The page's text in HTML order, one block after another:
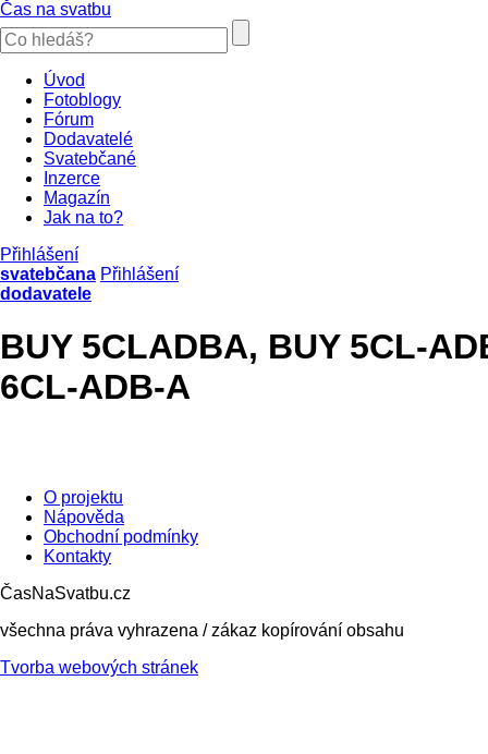
Čas na svatbu
Úvod
Fotoblogy
Fórum
Dodavatelé
Svatebčané
Inzerce
Magazín
Jak na to?
Přihlášení
svatebčana Přihlášení
dodavatele
BUY 5CLADBA, BUY 5CL-
6CL-ADB-A
O projektu
Nápověda
Obchodní podmínky
Kontakty
ČasNaSvatbu.cz
všechna práva vyhrazena / zákaz kopírování obsahu
Tvorba webových stránek